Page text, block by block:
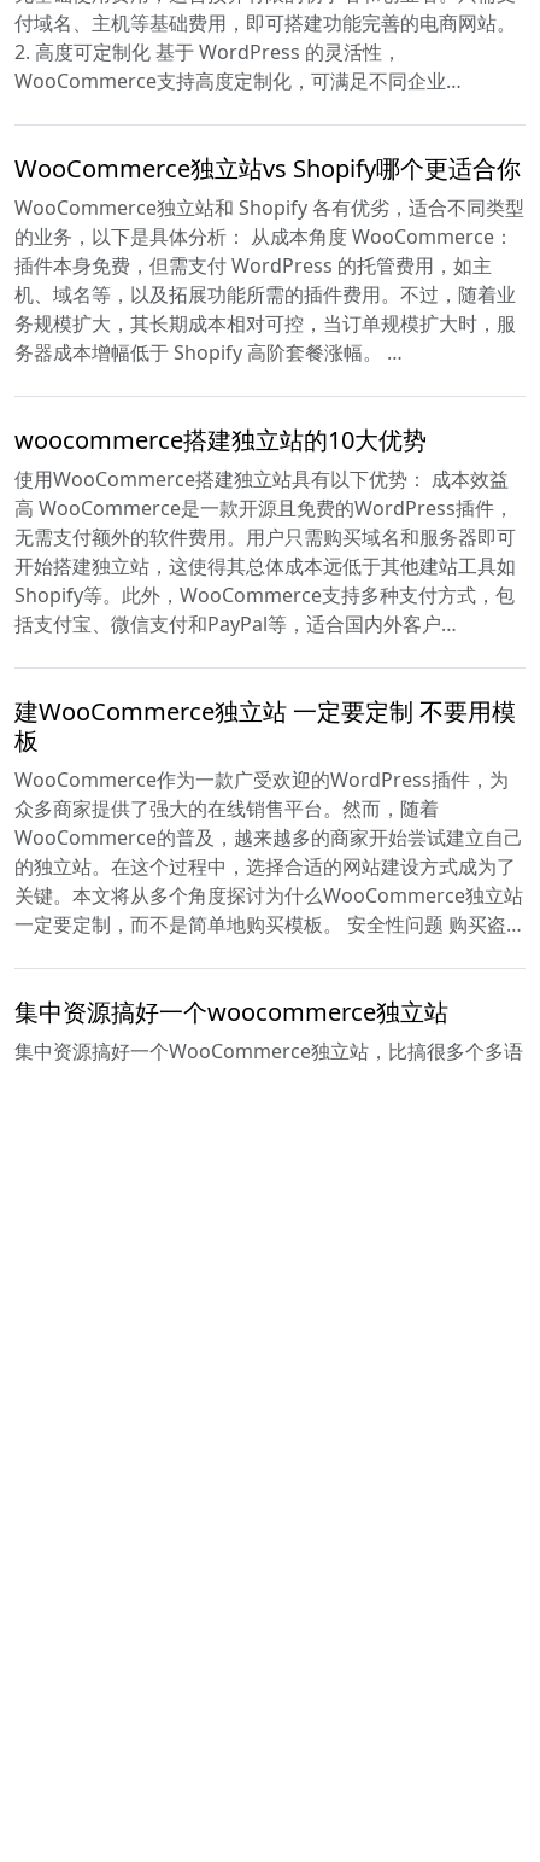
付域名、主机等基础费用，即可搭建功能完善的电商网站。
2. 高度可定制化 基于 WordPress 的灵活性，
WooCommerce支持高度定制化，可满足不同企业…
WooCommerce独立站vs Shopify哪个更适合你
WooCommerce独立站和 Shopify 各有优劣，适合不同类型
的业务，以下是具体分析： 从成本角度 WooCommerce：
插件本身免费，但需支付 WordPress 的托管费用，如主
机、域名等，以及拓展功能所需的插件费用。不过，随着业
务规模扩大，其长期成本相对可控，当订单规模扩大时，服
务器成本增幅低于 Shopify 高阶套餐涨幅。 …
woocommerce搭建独立站的10大优势
使用WooCommerce搭建独立站具有以下优势： 成本效益
高 WooCommerce是一款开源且免费的WordPress插件，
无需支付额外的软件费用。用户只需购买域名和服务器即可
开始搭建独立站，这使得其总体成本远低于其他建站工具如
Shopify等。此外，WooCommerce支持多种支付方式，包
括支付宝、微信支付和PayPal等，适合国内外客户…
建WooCommerce独立站 一定要定制 不要用模
板
WooCommerce作为一款广受欢迎的WordPress插件，为
众多商家提供了强大的在线销售平台。然而，随着
WooCommerce的普及，越来越多的商家开始尝试建立自己
的独立站。在这个过程中，选择合适的网站建设方式成为了
关键。本文将从多个角度探讨为什么WooCommerce独立站
一定要定制，而不是简单地购买模板。 安全性问题 购买盗…
集中资源搞好一个woocommerce独立站
集中资源搞好一个WooCommerce独立站，比搞很多个多语